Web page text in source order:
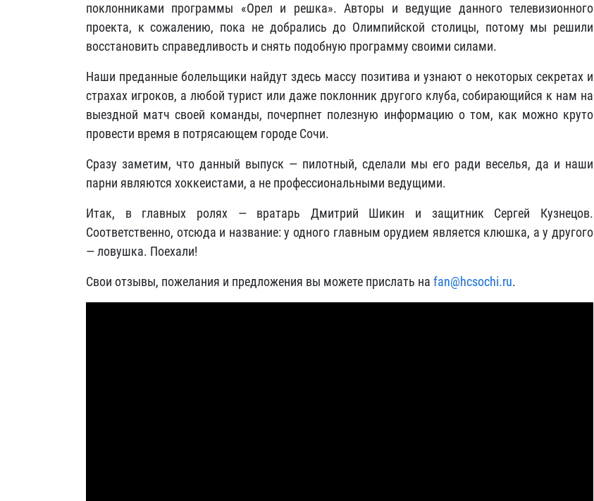
поклонниками программы «Орел и решка». Авторы и ведущие данного телевизионного
проекта, к сожалению, пока не добрались до Олимпийской столицы, потому мы решили
восстановить справедливость и снять подобную программу своими силами.
Наши преданные болельщики найдут здесь массу позитива и узнают о некоторых секретах и
страхах игроков, а любой турист или даже поклонник другого клуба, собирающийся к нам на
выездной матч своей команды, почерпнет полезную информацию о том, как можно круто
провести время в потрясающем городе Сочи.
Сразу заметим, что данный выпуск — пилотный, сделали мы его ради веселья, да и наши
парни являются хоккеистами, а не профессиональными ведущими.
Итак, в главных ролях — вратарь Дмитрий Шикин и защитник Сергей Кузнецов.
Соответственно, отсюда и название: у одного главным орудием является клюшка, а у другого
— ловушка. Поехали!
Свои отзывы, пожелания и предложения вы можете прислать на fan@hcsochi.ru.